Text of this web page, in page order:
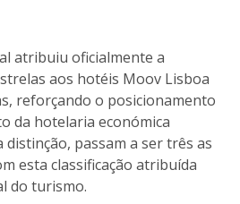
atribuiu oficialmente a
aos hotéis Moov Lisboa
reforçando o posicionamento
da hotelaria económica
distinção, passam a ser três as
esta classificação atribuída
do turismo.